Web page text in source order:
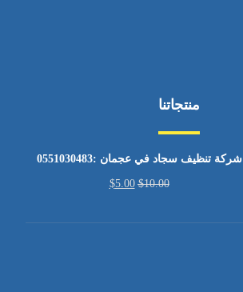
منتجاتنا
شركة تنظيف سجاد في عجمان :0551030483
$10.00
$5.00